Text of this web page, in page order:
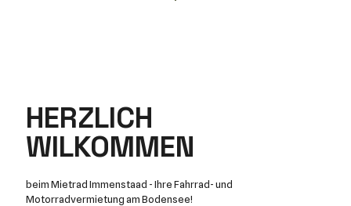
HERZLICH
WILKOMMEN
beim Mietrad Immenstaad - Ihre Fahrrad- und
Motorradvermietung am Bodensee!